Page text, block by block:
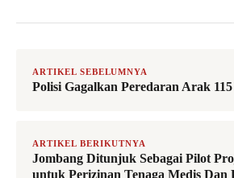
ARTIKEL SEBELUMNYA
Polisi Gagalkan Peredaran Arak
ARTIKEL BERIKUTNYA
Jombang Ditunjuk Sebagai Pilot
untuk Perizinan Tenaga Medis Dan